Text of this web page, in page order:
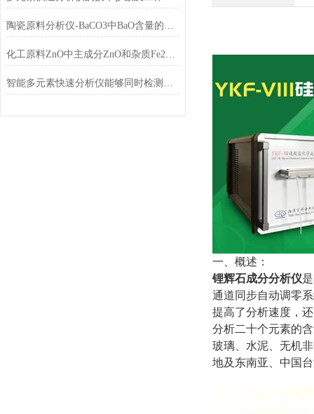
陶瓷原料分析仪-BaCO3中BaO含量的测定
化工原料ZnO中主成分ZnO和杂质Fe2O3的测定
智能多元素快速分析仪能够同时检测和分析多少种元素？
一、概述：
锂辉石成分分析仪
通道同步自动调零
提高了分析速度，
分析二十个元素的
玻璃、水泥、无机
地及东南亚、中国